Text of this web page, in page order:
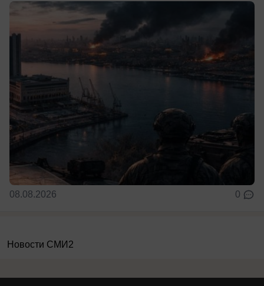
08.08.2026 0
Новости СМИ2